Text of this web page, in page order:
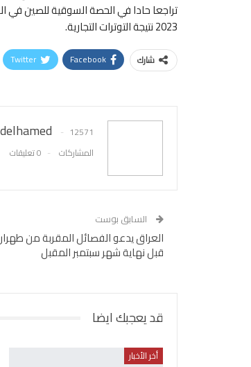
2023 نتيجة التوترات التجارية.
شارك Facebook
Twitter
12571
المشاركات
0 تعليقات
السابق بوست
العراق يدعو الفصائل المقربة من
قبل نهاية شهر سبتمبر المقبل
قد يعجبك ايضا
أخر الأخبار